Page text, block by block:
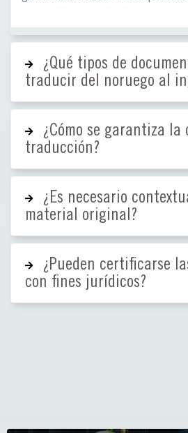
¿Qué tipos de
traducir del noruego al
¿Cómo se garantiza la
traducción?
¿Es necesario
material original?
¿Pueden certificarse
con fines jurídicos?